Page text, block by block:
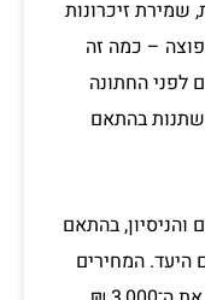
זיכרונות
– כמה זה
לפני החתונה
ויכולה להשתנות בהתאם
בהתאם
היעד. המחירים